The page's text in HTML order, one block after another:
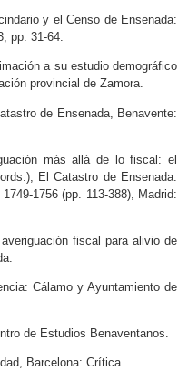
y el Censo de Ensenada:
pp. 31-64.
a su estudio demográfico
provincial de Zamora.
de Ensenada, Benavente:
más allá de lo fiscal: el
El Catastro de Ensenada:
1756 (pp. 113-388), Madrid:
fiscal para alivio de
Cálamo y Ayuntamiento de
de Estudios Benaventanos.
Barcelona: Crítica.